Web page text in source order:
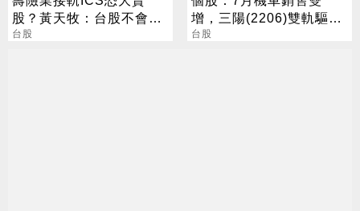
股？黃天牧：台股不會失
血
台股
增，三陽(2206)雙軌驅動
46.2%市占率居冠
台股